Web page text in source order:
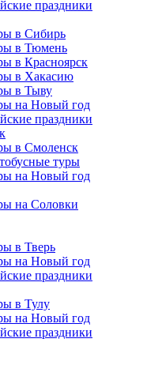
праздники
в Сибирь
в Тюмень
в Красноярск
в Хакасию
в Тыву
на Новый год
праздники
в Смоленск
туры
на Новый год
на Соловки
в Тверь
на Новый год
праздники
в Тулу
на Новый год
праздники